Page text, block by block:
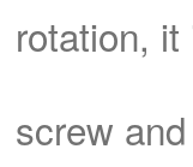
rotation,
screw